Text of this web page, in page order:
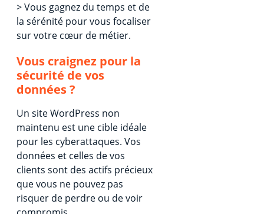
> Vous gagnez du temps et de
la sérénité pour vous focaliser
sur votre cœur de métier.
Vous craignez pour la
sécurité de vos
données ?
Un site WordPress non
maintenu est une cible idéale
pour les cyberattaques. Vos
données et celles de vos
clients sont des actifs précieux
que vous ne pouvez pas
risquer de perdre ou de voir